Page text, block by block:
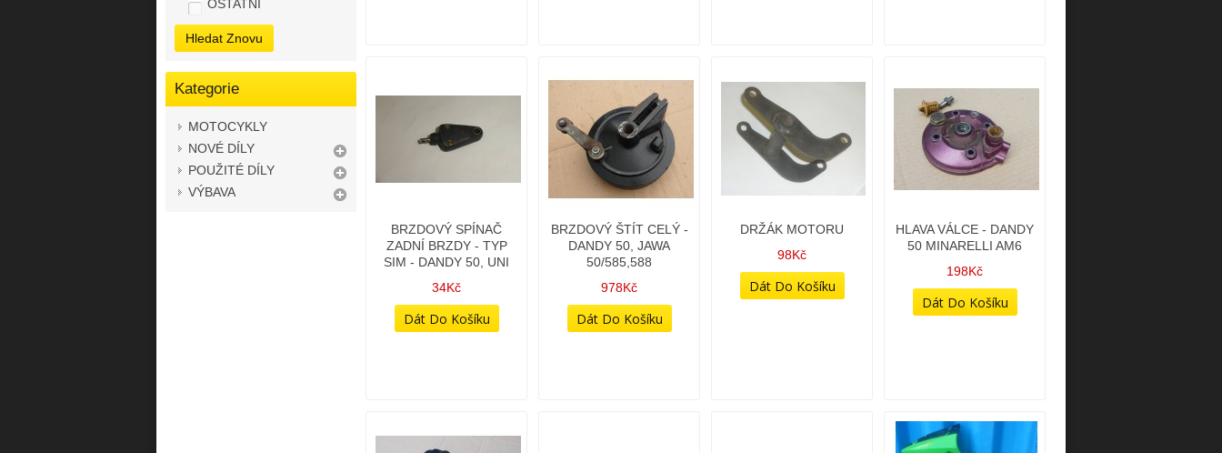
OSTATNÍ
Hledat Znovu
Kategorie
MOTOCYKLY
NOVÉ DÍLY
POUŽITÉ DÍLY
VÝBAVA
BRZDOVÝ SPÍNAČ
ZADNÍ BRZDY - TYP
SIM - DANDY 50, UNI
34Kč
BRZDOVÝ ŠTÍT CELÝ -
DANDY 50, JAWA
50/585,588
978Kč
DRŽÁK MOTORU
98Kč
HLAVA VÁLCE - DANDY
50 MINARELLI AM6
198Kč